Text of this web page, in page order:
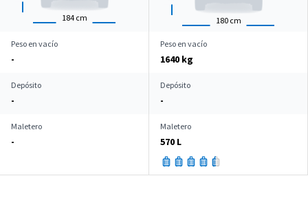
184 cm 180 cm
Peso en vacío
-
Peso en vacío
1640 kg
Depósito
-
Depósito
-
Maletero
-
Maletero
570 L